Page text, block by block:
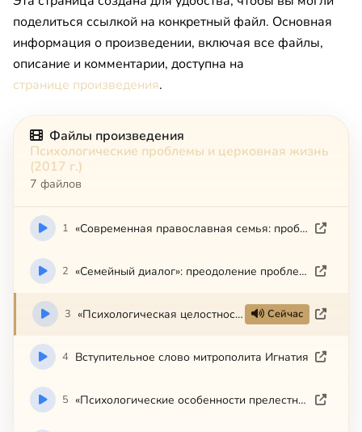
поделиться ссылкой на конкретный файл. Основная
информация о произведении, включая все файлы,
описание и комментарии, доступна на
странице произведения.
Файлы произведения
Психологические проблемы и церковная жизнь
(2017 г.)
7 файлов
1 «Современная православная семья: проблемы брака» Бурмистров М. Ю. Бурмистрова Е. А.
2 «Семейный диалог»: преодоление проблем и кризисов супружеских отношений в семьях священников и мирян» прот. А. Дягилев
3 «Психологическая целостность и молитва» М. С. Филоник Сейчас
4 Вступительное слово митрополита Игнатия
5 «Психологические особенности прелестных состояний» иерей Ф. Кузнецов